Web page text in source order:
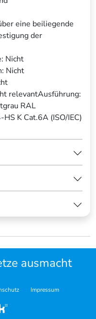
eine beiliegende
der
Nicht
Nicht
relevantAusführung:
RAL
K Cat.6A (ISO/IEC)
ausmacht
Impressum